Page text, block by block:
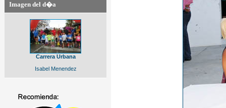
Imagen del d�a
Carrera Urbana
Isabel Menendez